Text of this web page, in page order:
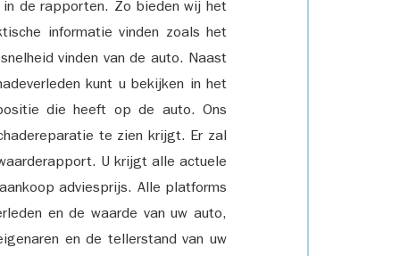
de rapporten. Zo bieden wij het
informatie vinden zoals het
vinden van de auto. Naast
kunt u bekijken in het
die heeft op de auto. Ons
te zien krijgt. Er zal
U krijgt alle actuele
adviesprijs. Alle platforms
en de waarde van uw auto,
en de tellerstand van uw